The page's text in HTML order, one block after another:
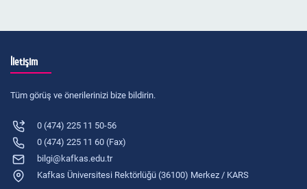
İletişim
Tüm görüş ve önerilerinizi bize bildirin.
0 (474) 225 11 50-56
0 (474) 225 11 60 (Fax)
bilgi@kafkas.edu.tr
Kafkas Üniversitesi Rektörlüğü (36100) Merkez / KARS